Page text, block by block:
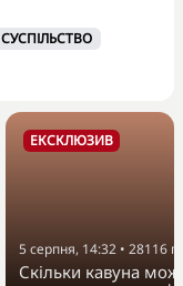
СУСПІЛЬСТВО
ЕКСКЛЮЗИВ
5 серпня, 14:32 • 28116
Скільки кавуна